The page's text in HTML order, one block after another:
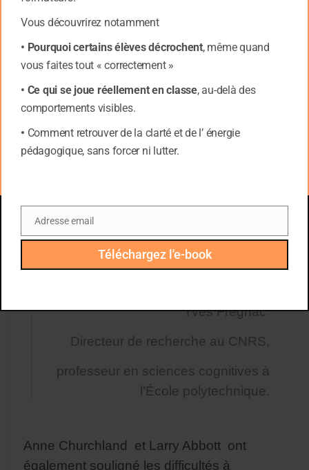
»,
«Aujourd’hui, nous nous noyons
dans un flot
sens de la compréhension globale est
en grand danger d’être
boîte de Pandore en révélant des
variables cachées, des mécanismes
et des non-linéarités, ajoutant de
Yves Frégnac
Directeur de recherche au CNRS,
professeur en sciences cognitives à
l’École polytechnique.
Anne Churchland et Larry Abbott ont
également souligné les difficultés à
Vous découvrirez notamment
• Pourquoi certains élèves décrochent, même quand
vous faites tout « correctement »
• Ce qui se joue réellement en classe, au-delà des
comportements visibles.
• Comment retrouver de la clarté et de l’ énergie
pédagogique, sans forcer ni lutter.
Email
Adresse email
Téléchargez l'e-book